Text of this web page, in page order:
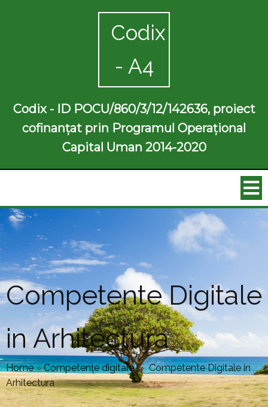
Codix
- A4
Codix - ID POCU/860/3/12/142636, proiect
cofinanțat prin Programul Operațional
Capital Uman 2014-2020
Competente Digitale
in Arhitectura
Home»Competențe digitale » Competente Digitale in
Arhitectura